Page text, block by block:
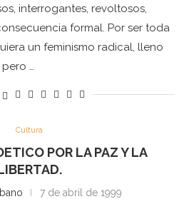
interrogantes, revoltosos,
formal. Por ser toda
un feminismo radical, lleno
…
Cultura
POR LA PAZ Y LA
7 de abril de 1999